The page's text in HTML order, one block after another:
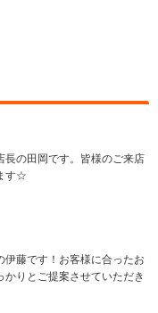
長の田岡です。皆様のご来店
す☆
伊藤です！お客様に合ったお
かりとご提案させていただき